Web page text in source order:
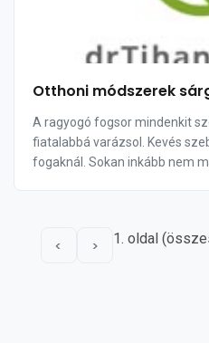
Otthoni módszerek
A ragyogó fogsor mindenkit
fiatalabbá varázsol. Kevés
fogaknál. Sokan inkább nem
< > 1. oldal